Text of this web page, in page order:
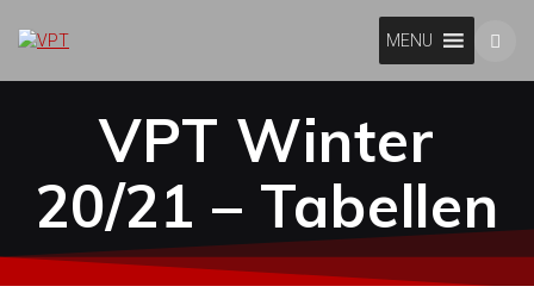
MENU
VPT Winter
20/21 – Tabellen